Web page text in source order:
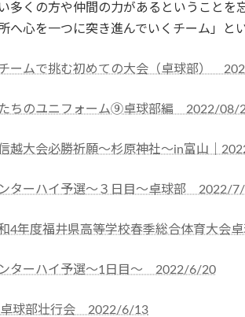
多くの方や仲間の力があるということを
へ心を一つに突き進んでいくチーム」と
ームで挑む初めての大会（卓球部）
ちのユニフォーム➈卓球部編 2022/08/
越大会必勝祈願〜杉原神社〜in富山｜
ターハイ予選〜３日目〜卓球部 2022/
4年度福井県高等学校春季総合体育大
ターハイ予選〜1日目〜 2022/6/20
卓球部壮行会 2022/6/13